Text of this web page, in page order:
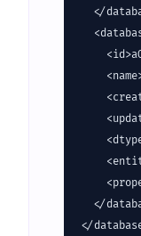
</
</
</